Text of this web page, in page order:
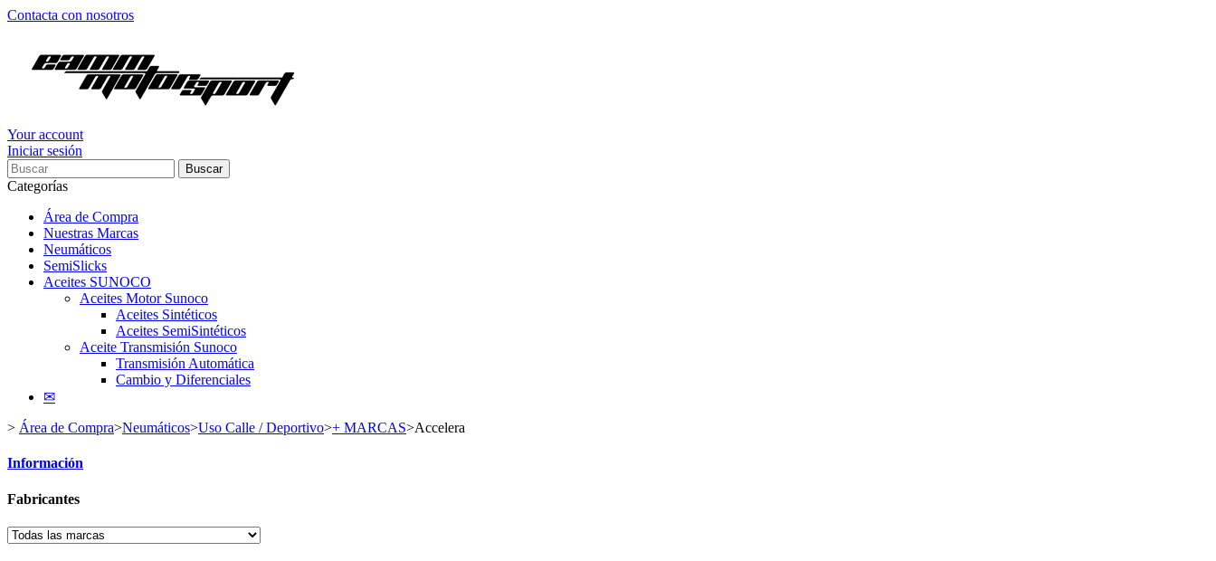
Contacta con nosotros
Your account
Iniciar sesión
Buscar
Categorías
Área de Compra
Nuestras Marcas
Neumáticos
SemiSlicks
Aceites SUNOCO
Aceites Motor Sunoco
Aceites Sintéticos
Aceites SemiSintéticos
Aceite Transmisión Sunoco
Transmisión Automática
Cambio y Diferenciales
✉
> Área de Compra>Neumáticos>Uso Calle / Deportivo>+ MARCAS>Accelera
Información
Fabricantes